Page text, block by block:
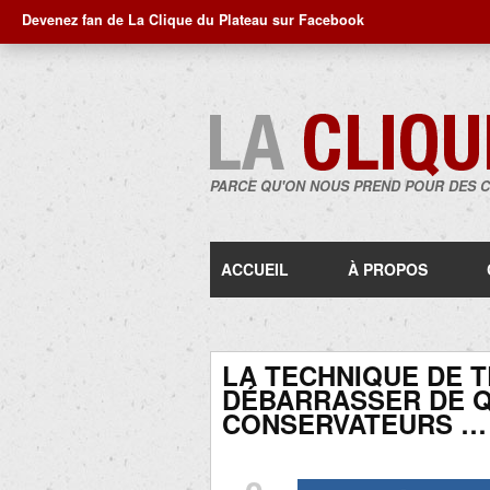
Devenez fan de La Clique du Plateau sur Facebook
PARCE QU'ON NOUS PREND POUR DES
ACCUEIL À PROPOS
LA TECHNIQUE DE
DÉBARRASSER DE
CONSERVATEURS …